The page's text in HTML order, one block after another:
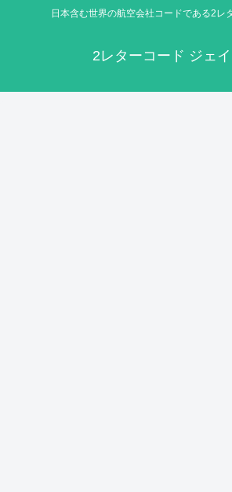
日本含む世界の航空会社コードである2レ
2レターコード ジェ